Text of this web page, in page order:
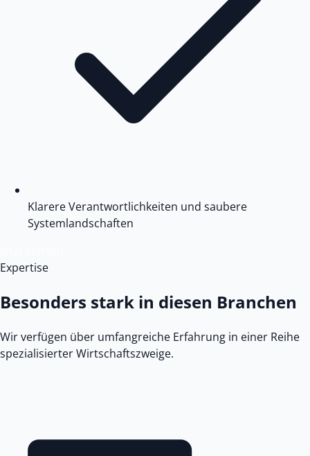
Klarere Verantwortlichkeiten und saubere
Systemlandschaften
Expertise
Besonders stark in diesen Branchen
Wir verfügen über umfangreiche Erfahrung in einer Reihe
spezialisierter Wirtschaftszweige.